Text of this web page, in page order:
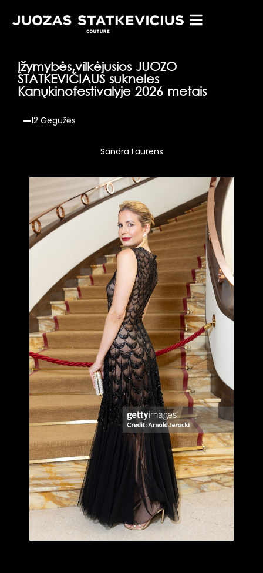
Įžymybės,vilkėjusios JUOZO
STATKEVIČIAUS sukneles
Kanųkinofestivalyje 2026 metais
12 Gegužės
Sandra Laurens